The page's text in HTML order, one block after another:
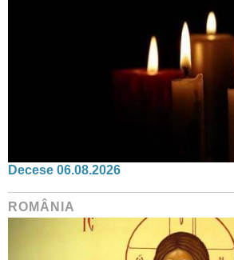
Decese 06.08.2026
ROMÂNIA